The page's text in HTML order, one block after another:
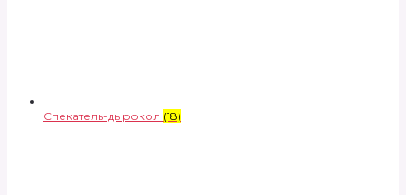
Спекатель-дырокол (18)